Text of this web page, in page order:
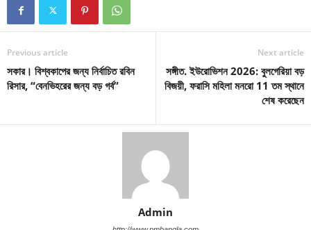
Previous article
সকার। বিশ্বকাপের জন্য নির্বাচিত রবিন
রিসার, “বেনভিহরের জন্য বড় গর্ব”
Next article
সঙ্গীত. ইউরোভিশন 2026: বুলগেরিয়া বড়
বিজয়ী, ফরাসি মহিলা মনরো 11 তম স্থানে
শেষ করেছেন
Admin